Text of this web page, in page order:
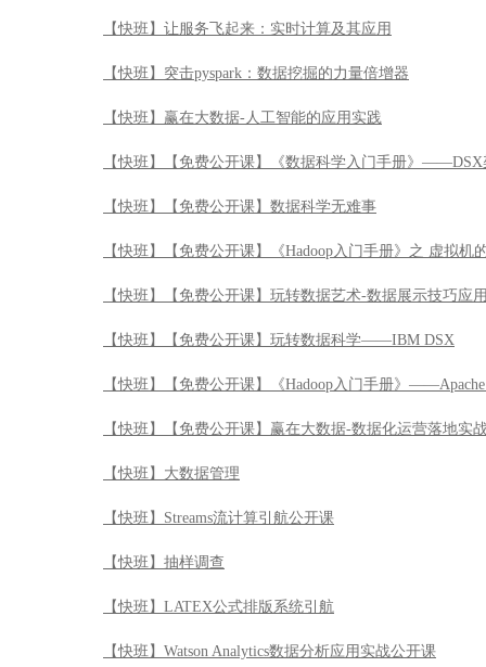
【快班】【免费公开课】《Hadoop入门手册》之 虚拟机
【快班】【免费公开课】玩转数据艺术-数据展示技巧应
【快班】【免费公开课】玩转数据科学——IBM DSX
【快班】【免费公开课】《Hadoop入门手册》——Apache
【快班】【免费公开课】赢在大数据-数据化运营落地实
【快班】大数据管理
【快班】Streams流计算引航公开课
【快班】抽样调查
【快班】LATEX公式排版系统引航
【快班】Watson Analytics数据分析应用实战公开课
【快班】数据陷阱解读
【快班】R七种武器之文本挖掘包tm
【快班】R七种武器之可视化JS库HTMLWidgets包
【快班】R七种武器之数据加工厂plyr
【快班】R七种武器之交互化展示包shiny